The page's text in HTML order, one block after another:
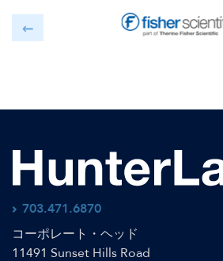
703.471.6870
コーポレート・ヘッド
11491 Sunset Hills Road